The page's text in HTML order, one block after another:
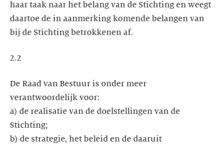
haar taak naar het belang van de Stichting en weegt
daartoe de in aanmerking komende belangen van
bij de Stichting betrokkenen af.
2.2
De Raad van Bestuur is onder meer
verantwoordelijk voor:
a) de realisatie van de doelstellingen van de
Stichting;
b) de strategie, het beleid en de daaruit